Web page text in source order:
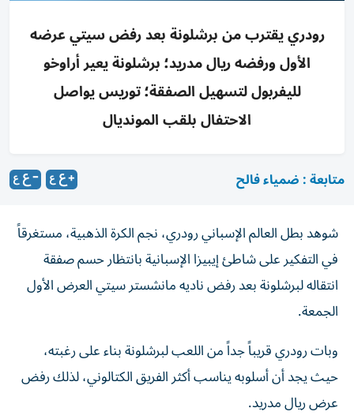
رودري يقترب من برشلونة بعد رفض سيتي عرضه
الأول ورفضه ريال مدريد؛ برشلونة يعير أراوخو
لليفربول لتسهيل الصفقة؛ توريس يواصل
الاحتفال بلقب المونديال
متابعة : ضمياء فالح
شوهد بطل العالم الإسباني رودري، نجم الكرة الذهبية، مستغرقاً
في التفكير على شاطئ إيبيزا الإسبانية بانتظار حسم صفقة
انتقاله لبرشلونة بعد رفض ناديه مانشستر سيتي العرض الأول
الجمعة.
وبات رودري قريباً جداً من اللعب لبرشلونة بناء على رغبته،
حيث يجد أن أسلوبه يناسب أكثر الفريق الكتالوني، لذلك رفض
عرض ريال مدريد.